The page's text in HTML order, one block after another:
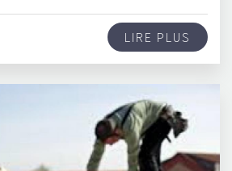
LIRE PLUS